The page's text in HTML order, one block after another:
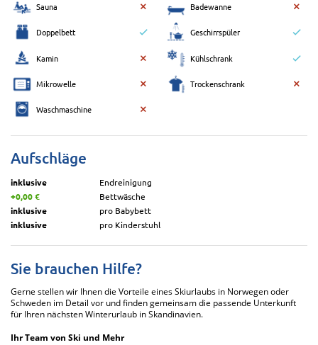
Sauna Badewanne
Doppelbett Geschirrspüler
Kamin Kühlschrank
Mikrowelle Trockenschrank
Waschmaschine
Aufschläge
inklusive
Endreinigung
+0,00 €
Bettwäsche
inklusive
pro Babybett
inklusive
pro Kinderstuhl
Sie brauchen Hilfe?
Gerne stellen wir Ihnen die Vorteile eines Skiurlaubs in Norwegen oder
Schweden im Detail vor und finden gemeinsam die passende Unterkunft
für Ihren nächsten Winterurlaub in Skandinavien.
Ihr Team von Ski und Mehr